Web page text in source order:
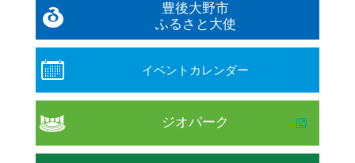
豊後大野市
ふるさと大使
イベントカレンダー
ジオパーク